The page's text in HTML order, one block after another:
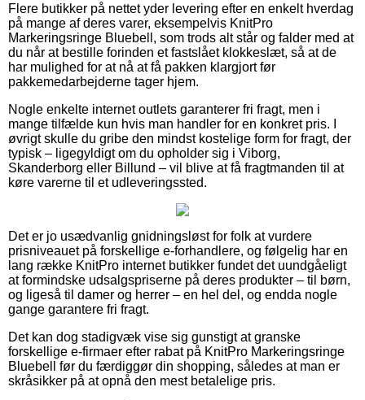
Flere butikker på nettet yder levering efter en enkelt hverdag
på mange af deres varer, eksempelvis KnitPro
Markeringsringe Bluebell, som trods alt står og falder med at
du når at bestille forinden et fastslået klokkeslæt, så at de
har mulighed for at nå at få pakken klargjort før
pakkemedarbejderne tager hjem.
Nogle enkelte internet outlets garanterer fri fragt, men i
mange tilfælde kun hvis man handler for en konkret pris. I
øvrigt skulle du gribe den mindst kostelige form for fragt, der
typisk – ligegyldigt om du opholder sig i Viborg,
Skanderborg eller Billund – vil blive at få fragtmanden til at
køre varerne til et udleveringssted.
Det er jo usædvanlig gnidningsløst for folk at vurdere
prisniveauet på forskellige e-forhandlere, og følgelig har en
lang række KnitPro internet butikker fundet det uundgåeligt
at formindske udsalgspriserne på deres produkter – til børn,
og ligeså til damer og herrer – en hel del, og endda nogle
gange garantere fri fragt.
Det kan dog stadigvæk vise sig gunstigt at granske
forskellige e-firmaer efter rabat på KnitPro Markeringsringe
Bluebell før du færdiggør din shopping, således at man er
skråsikker på at opnå den mest betalelige pris.